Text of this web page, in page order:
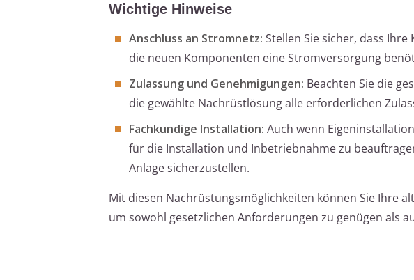
Wichtige Hinweise
Anschluss an Stromnetz: Stellen Sie sicher, dass
die neuen Komponenten eine Stromversorgung
Zulassung und Genehmigungen: Beachten Sie die
die gewählte Nachrüstlösung alle erforderlichen
Fachkundige Installation: Auch wenn
für die Installation und Inbetriebnahme zu
Anlage sicherzustellen.
Mit diesen Nachrüstungsmöglichkeiten können Sie Ihre
um sowohl gesetzlichen Anforderungen zu genügen als